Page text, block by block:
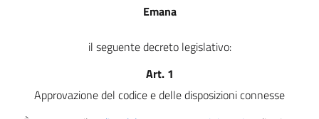
Azioni e domande
Capo I
Contraddittorio e intervento
Emana
il seguente decreto legislativo:
Art. 1
Approvazione del codice e delle disposizioni connesse